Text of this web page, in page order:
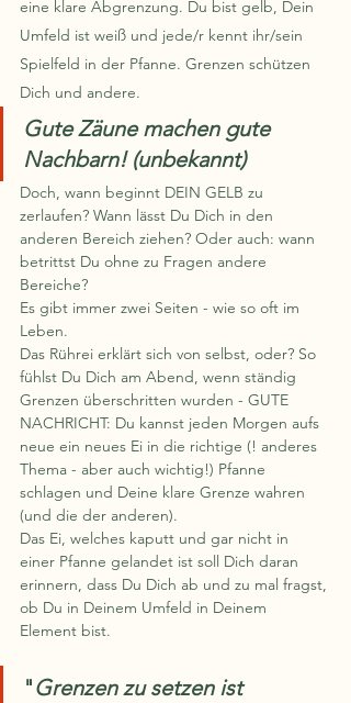
eine klare Abgrenzung. Du bist gelb, Dein
Umfeld ist weiß und jede/r kennt ihr/sein
Spielfeld in der Pfanne. Grenzen schützen
Dich und andere.
Gute Zäune machen gute
Nachbarn! (unbekannt)
Doch, wann beginnt DEIN GELB zu
zerlaufen? Wann lässt Du Dich in den
anderen Bereich ziehen? Oder auch: wann
betrittst Du ohne zu Fragen andere
Bereiche?
Es gibt immer zwei Seiten - wie so oft im
Leben.
Das Rührei erklärt sich von selbst, oder? So
fühlst Du Dich am Abend, wenn ständig
Grenzen überschritten wurden - GUTE
NACHRICHT: Du kannst jeden Morgen aufs
neue ein neues Ei in die richtige (! anderes
Thema - aber auch wichtig!) Pfanne
schlagen und Deine klare Grenze wahren
(und die der anderen).
Das Ei, welches kaputt und gar nicht in
einer Pfanne gelandet ist soll Dich daran
erinnern, dass Du Dich ab und zu mal fragst,
ob Du in Deinem Umfeld in Deinem
Element bist.
"Grenzen zu setzen ist